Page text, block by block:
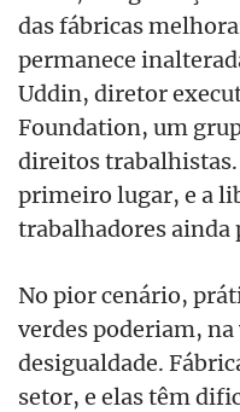
das fábricas
permanece
Uddin, diretor
Foundation, um
direitos
primeiro lugar, e a
trabalhadores ainda
No pior cenário,
verdes poderiam, na
desigualdade.
setor, e elas têm